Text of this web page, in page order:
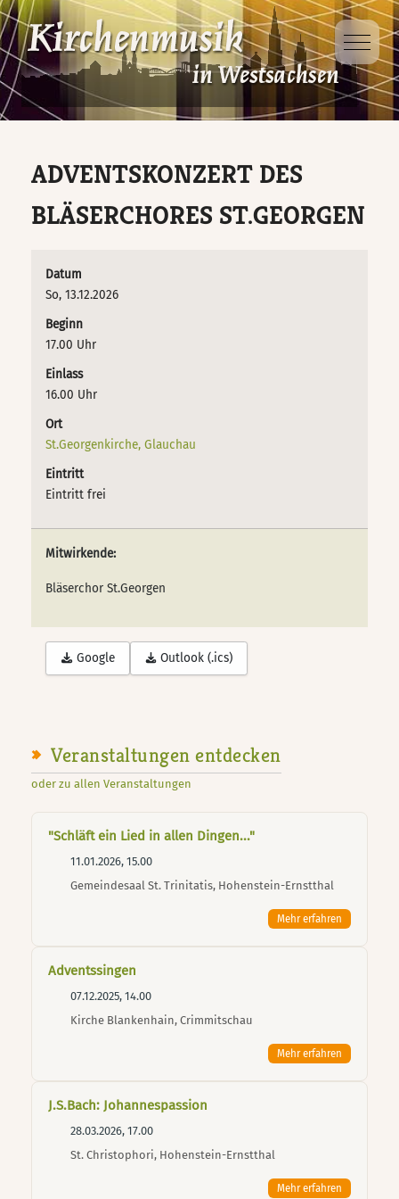
Mobile
ADVENTSKONZERT DES
BLÄSERCHORES ST.GEORGEN
Datum
So, 13.12.2026
Beginn
17.00 Uhr
Einlass
16.00 Uhr
Ort
St.Georgenkirche, Glauchau
Eintritt
Eintritt frei
Mitwirkende:
Bläserchor St.Georgen
Google Outlook (.ics)
Veranstaltungen entdecken
oder zu allen Veranstaltungen
"Schläft ein Lied in allen Dingen..."
11.01.2026, 15.00
Gemeindesaal St. Trinitatis, Hohenstein-Ernstthal
Mehr erfahren
Adventssingen
07.12.2025, 14.00
Kirche Blankenhain, Crimmitschau
Mehr erfahren
J.S.Bach: Johannespassion
28.03.2026, 17.00
St. Christophori, Hohenstein-Ernstthal
Mehr erfahren
Dabei sein
Veranstaltungen
Veranstaltungsorte
Projekte
Kinder- und
Singt Schütz!
Kindersingewoche
Ausbildung
D-Kirchenmusikausbildung
D-Kurs für Chorleitung